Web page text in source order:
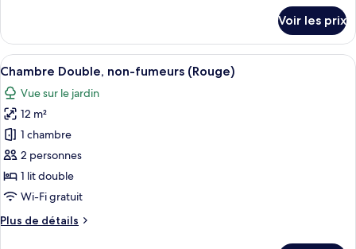
fumeurs
(Jaune)
le
type
de
chambre
Chambre
Double,
non-
fumeurs
(Jaune)
Voir les prix
Afficher
toutes
les
photos
pour
ce
type
de
chambre :
Chambre
Une chambre à coucher avec un lit,
2
Chambre Double, non-fumeurs (Rouge)
Vue sur le jardin
12 m²
1 chambre
2 personnes
1 lit double
Wi-Fi gratuit
Plus de détails
Plus